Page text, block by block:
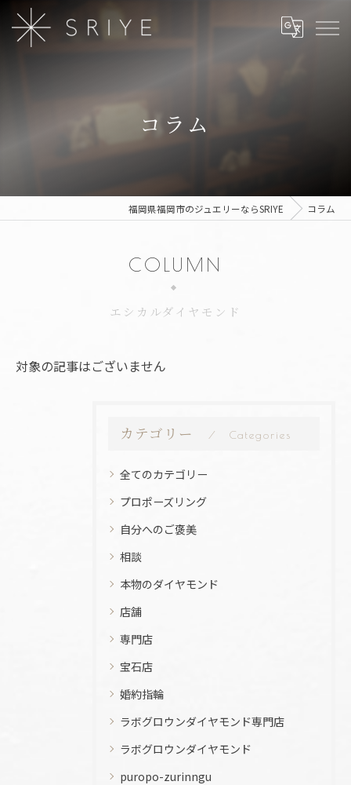
コラム
福岡県福岡市のジュエリーならSRIYE コラム
COLUMN
エシカルダイヤモンド
対象の記事はございません
カテゴリー Categories
全てのカテゴリー
プロポーズリング
自分へのご褒美
相談
本物のダイヤモンド
店舗
専門店
宝石店
婚約指輪
ラボグロウンダイヤモンド専門店
ラボグロウンダイヤモンド
puropo-zurinngu